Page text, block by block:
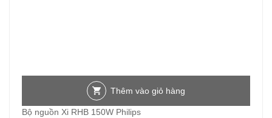
Thêm vào giỏ hàng
Bộ nguồn Xi RHB 150W Philips